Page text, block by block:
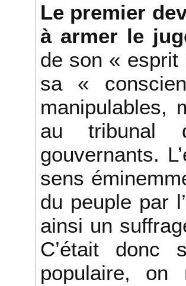
Le premier
à armer le
de son «
sa «
manipulables,
au tribunal
gouvernants.
sens
du peuple par
ainsi un
C’était donc
populaire,